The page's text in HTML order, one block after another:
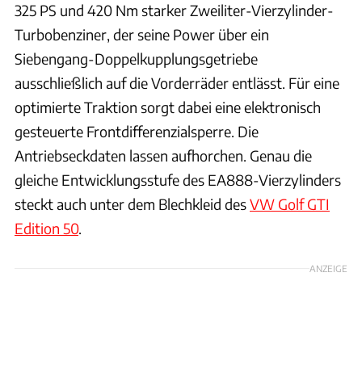
325 PS und 420 Nm starker Zweiliter-Vierzylinder-
Turbobenziner, der seine Power über ein
Siebengang-Doppelkupplungsgetriebe
ausschließlich auf die Vorderräder entlässt. Für eine
optimierte Traktion sorgt dabei eine elektronisch
gesteuerte Frontdifferenzialsperre. Die
Antriebseckdaten lassen aufhorchen. Genau die
gleiche Entwicklungsstufe des EA888-Vierzylinders
steckt auch unter dem Blechkleid desVW Golf GTI
Edition 50.
ANZEIGE